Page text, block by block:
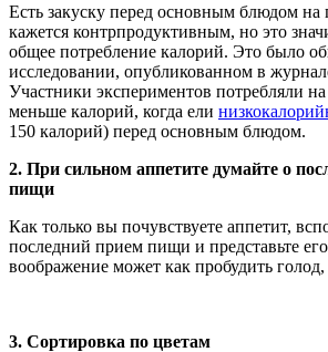
Есть закуску перед основным блюдом на
кажется контрпродуктивным, но это
общее потребление калорий. Это было
исследовании, опубликованном в
Участники экспериментов потребляли
меньше калорий, когда ели
150 калорий) перед основным блюдом.
2. При сильном аппетите думайте о
пищи
Как только вы почувствуете аппетит,
последний прием пищи и представьте
воображение может как пробудить
3. Сортировка по цветам